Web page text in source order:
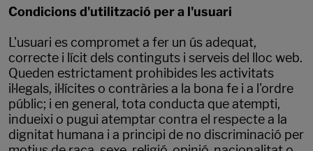
Condicions d'utilització per a l'usuari
L'usuari es compromet a fer un ús adequat,
correcte i lícit dels continguts i serveis del lloc web.
Queden estrictament prohibides les activitats
il·legals, il·lícites o contràries a la bona fe i a l'ordre
públic; i en general, tota conducta que atempti,
indueixi o pugui atemptar contra el respecte a la
dignitat humana i a principi de no discriminació per